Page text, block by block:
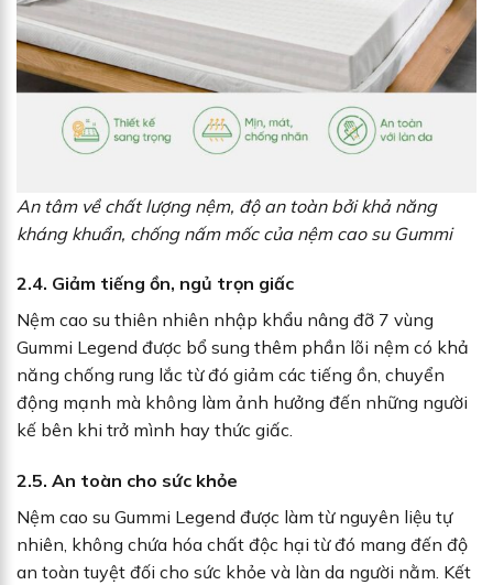
An tâm về chất lượng nệm, độ an toàn bởi khả năng
kháng khuẩn, chống nấm mốc của nệm cao su Gummi
2.4. Giảm tiếng ồn, ngủ trọn giấc
Nệm cao su thiên nhiên nhập khẩu nâng đỡ 7 vùng
Gummi Legend được bổ sung thêm phần lõi nệm có khả
năng chống rung lắc từ đó giảm các tiếng ồn, chuyển
động mạnh mà không làm ảnh hưởng đến những người
kế bên khi trở mình hay thức giấc.
2.5. An toàn cho sức khỏe
Nệm cao su Gummi Legend được làm từ nguyên liệu tự
nhiên, không chứa hóa chất độc hại từ đó mang đến độ
an toàn tuyệt đối cho sức khỏe và làn da người nằm. Kết